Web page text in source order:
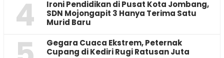
4
Ironi Pendidikan di Pusat Kota Jombang,
SDN Mojongapit 3 Hanya Terima Satu
Murid Baru
‎Gegara Cuaca Ekstrem, Peternak
Cupang di Kediri Rugi Ratusan Juta